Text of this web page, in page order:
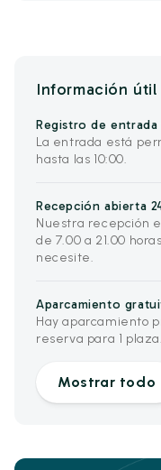
Información útil
Registro de entrada
La entrada está
hasta las 10:00.
Recepción abierta
Nuestra recepción
de 7.00 a 21.00
necesite.
Aparcamiento
Hay aparcamiento
reserva para 1 plaza.
Mostrar todo